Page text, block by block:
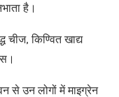
है।
चीज, किण्वित खाद्य
से उन लोगों में माइग्रेन